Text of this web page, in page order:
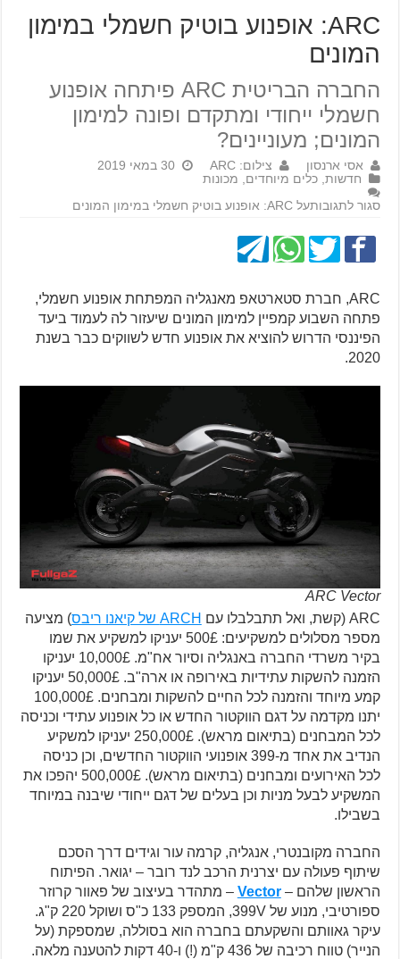
ARC: אופנוע בוטיק חשמלי במימון
המונים
החברה הבריטית ARC פיתחה אופנוע
חשמלי ייחודי ומתקדם ופונה למימון
המונים; מעוניינים?
אסי ארנסון צילום: ARC
30 במאי 2019
חדשות ,כלים מיוחדים
מכונות
סגור לתגובותעל ARC: אופנוע בוטיק חשמלי במימון המונים
ARC, חברת סטארטאפ מאנגליה המפתחת אופנוע חשמלי,
פתחה השבוע קמפיין למימון המונים שיעזור לה לעמוד ביעד
הפיננסי הדרוש להוציא את אופנוע חדש לשווקים כבר בשנת
2020.
ARC Vector
ARC (קשת, ואל תתבלבלו עם
ARCH של קיאנו ריבס
) מציעה
מספר מסלולים למשקיעים: 500£ יעניקו למשקיע את שמו
בקיר משרדי החברה באנגליה וסיור אח"מ. 10,000£ יעניקו
הזמנה להשקות עתידיות באירופה או ארה"ב. 50,000£ יעניקו
קמע מיוחד והזמנה לכל החיים להשקות ומבחנים. 100,000£
יתנו מקדמה על דגם הווקטור החדש או כל אופנוע עתידי וכניסה
לכל המבחנים (בתיאום מראש). 250,000£ יעניקו למשקיע
הנדיב את אחד מ-399 אופנועי הווקטור החדשים, וכן כניסה
לכל האירועים ומבחנים (בתיאום מראש). 500,000£ יהפכו את
המשקיע לבעל מניות וכן בעלים של דגם ייחודי שיבנה במיוחד
בשבילו.
החברה מקובנטרי, אנגליה, קרמה עור וגידים דרך הסכם
שיתוף פעולה עם יצרנית הרכב לנד רובר – יגואר. הפיתוח
הראשון שלהם –Vector – מתהדר בעיצוב של פאוור קרוזר
ספורטיבי, מנוע של 399V, המספק 133 כ"ס ושוקל 220 ק"ג.
עיקר גאוותם והשקעתם בחברה הוא בסוללה, שמספקת (על
הנייר) טווח רכיבה של 436 ק"מ (!) ו-40 דקות להטענה מלאה.